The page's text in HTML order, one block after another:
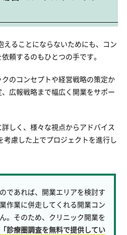
ることにならないためにも、コン
頼するのもひとつの手です。
のコンセプトや経営戦略の策定か
広報戦略まで幅広く開業をサポー
しく、様々な視点からアドバイス
考慮した上でプロジェクトを進行し
であれば、開業エリアを検討す
作業に併走してくれる開業コン
。そのため、クリニック開業を
「診療圏調査を無料で提供してい